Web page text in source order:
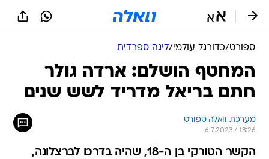
ספורט/כדורגל עולמי/ליגה ספרדית
המחטף הושלם: ארדה גולר
חתם בריאל מדריד לשש שנים
מערכת וואלה ספורט
6.7.2023 / 13:26
הקשר הטורקי בן ה-18, שהיה בדרכו לברצלונה,